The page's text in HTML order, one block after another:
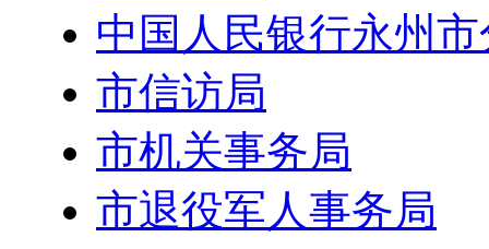
中国人民银行永州
市信访局
市机关事务局
市退役军人事务局